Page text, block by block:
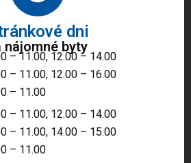
dni
byty
– 11.00, 12.00 – 14.00
– 11.00, 12.00 – 16.00
– 11.00
– 11.00, 12.00 – 14.00
– 11.00, 14.00 – 15.00
– 11.00